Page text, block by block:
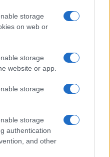
storage
on web or
storage
website or app.
storage
storage
authentication
and other